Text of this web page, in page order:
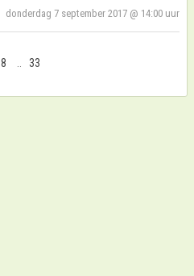
donderdag 7 september 2017 @ 14:00 uur
8 33